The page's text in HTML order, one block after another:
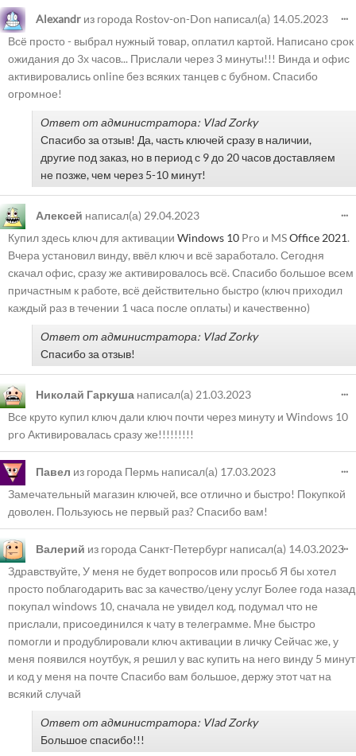
Alexandr из города Rostov-on-Don написал(а) 14.05.2023
Всё просто - выбрал нужный товар, оплатил картой. Написано срок
ожидания до 3х часов... Прислали через 3 минуты!!! Винда и офис
активировались online без всяких танцев с бубном. Спасибо
огромное!
Ответ от администратора: Vlad Zorky
Спасибо за отзыв! Да, часть ключей сразу в наличии,
другие под заказ, но в период с 9 до 20 часов доставляем
не позже, чем через 5-10 минут!
...
Алексей написал(а) 29.04.2023
Купил здесь ключ для активации Windows 10 Pro и MSOffice 2021.
Вчера установил винду, ввёл ключ и всё заработало. Сегодня
скачал офис, сразу же активировалось всё. Спасибо большое всем
причастным к работе, всё действительно быстро (ключ приходил
каждый раз в течении 1 часа после оплаты) и качественно)
Ответ от администратора: Vlad Zorky
Спасибо за отзыв!
...
Николай Гаркуша написал(а) 21.03.2023
Все круто купил ключ дали ключ почти через минуту и Windows 10
pro Активировалась сразу же!!!!!!!!!
...
Павел из города Пермь написал(а) 17.03.2023
Замечательный магазин ключей, все отлично и быстро! Покупкой
доволен. Пользуюсь не первый раз? Спасибо вам!
...
Валерий из города Санкт-Петербург написал(а) 14.03.2023
Здравствуйте, У меня не будет вопросов или просьб Я бы хотел
просто поблагодарить вас за качество/цену услуг Более года назад
покупал windows 10, сначала не увидел код, подумал что не
прислали, присоединился к чату в телеграмме. Мне быстро
помогли и продублировали ключ активации в личку Сейчас же, у
меня появился ноутбук, я решил у вас купить на него винду 5 минут
и код у меня на почте Спасибо вам большое, держу этот чат на
всякий случай
Ответ от администратора: Vlad Zorky
Большое спасибо!!!
...